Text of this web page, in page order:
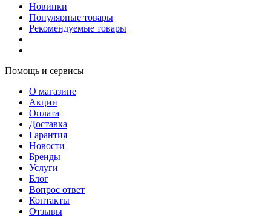
Новинки
Популярные товары
Рекомендуемые товары
Помощь и сервисы
О магазине
Акции
Оплата
Доставка
Гарантия
Новости
Бренды
Услуги
Блог
Вопрос ответ
Контакты
Отзывы